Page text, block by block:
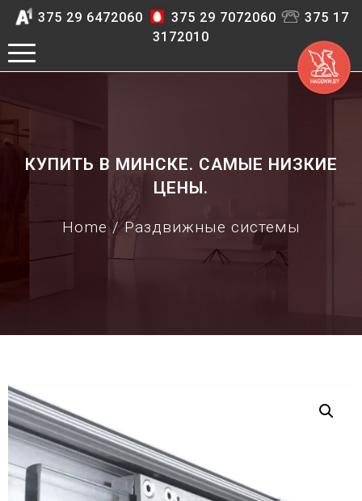
375 29 6472060 375 29 7072060
375 17
3172010
КУПИТЬ В МИНСКЕ. САМЫЕ НИЗКИЕ
ЦЕНЫ.
Home/ Раздвижные системы